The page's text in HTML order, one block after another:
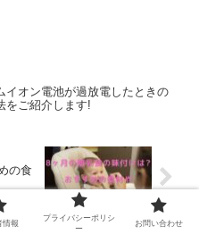
イオン電池が過放電したときの
をご紹介します!
の食
情報
プライバシーポリシ
ー
お問い合わせ